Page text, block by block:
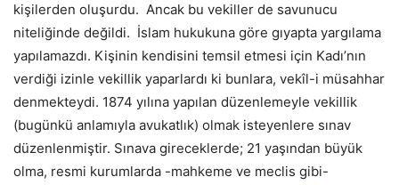
kişilerden oluşurdu. Ancak bu vekiller de savunucu
niteliğinde değildi. İslam hukukuna göre gıyapta yargılama
yapılamazdı. Kişinin kendisini temsil etmesi için Kadı’nın
verdiği izinle vekillik yaparlardı ki bunlara, vekîl-i müsahhar
denmekteydi. 1874 yılına yapılan düzenlemeyle vekillik
(bugünkü anlamıyla avukatlık) olmak isteyenlere sınav
düzenlenmiştir. Sınava gireceklerde; 21 yaşından büyük
olma, resmi kurumlarda -mahkeme ve meclis gibi-